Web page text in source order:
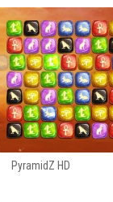
PyramidZ HD